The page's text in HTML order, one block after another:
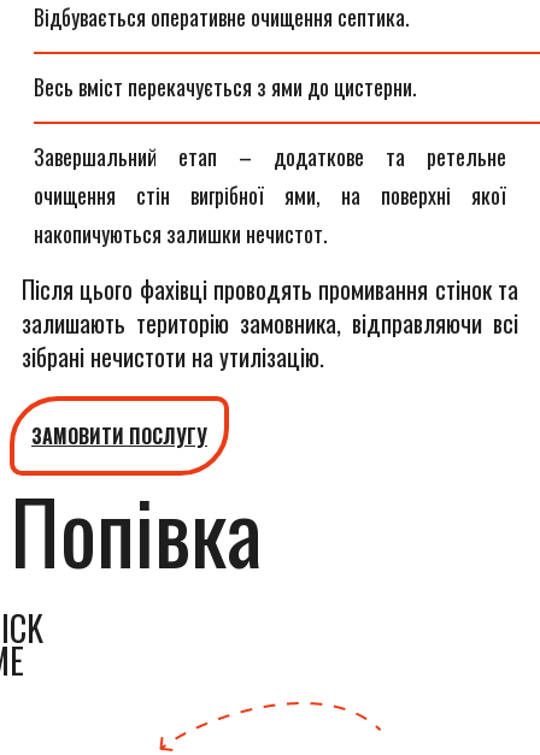
Відбувається оперативне очищення септика.
Весь вміст перекачується з ями до цистерни.
Завершальний етап – додаткове та ретельне
очищення стін вигрібної ями, на поверхні якої
накопичуються залишки нечистот.
Після цього фахівці проводять промивання стінок та
залишають територію замовника, відправляючи всі
зібрані нечистоти на утилізацію.
ЗАМОВИТИ ПОСЛУГУ
Попівка